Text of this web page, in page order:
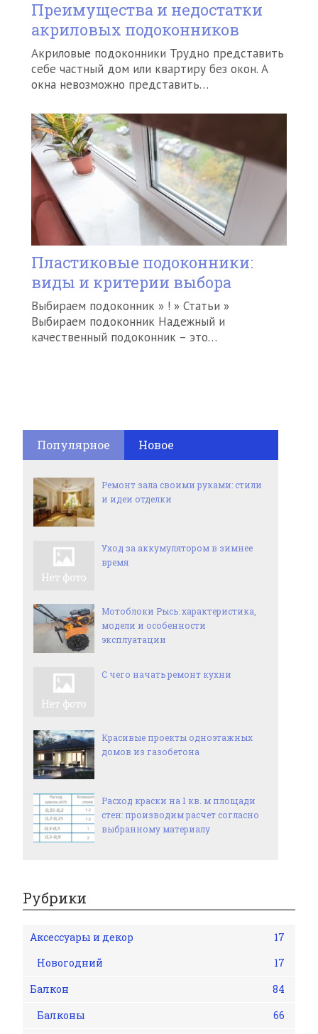
Преимущества и недостатки
акриловых подоконников
Акриловые подоконники Трудно представить
себе частный дом или квартиру без окон. А
окна невозможно представить…
Пластиковые подоконники:
виды и критерии выбора
Выбираем подоконник » ! » Статьи »
Выбираем подоконник Надежный и
качественный подоконник – это…
Популярное Новое
Ремонт зала своими руками: стили
и идеи отделки
Уход за аккумулятором в зимнее
время
Мотоблоки Рысь: характеристика,
модели и особенности
эксплуатации
С чего начать ремонт кухни
Красивые проекты одноэтажных
домов из газобетона
Расход краски на 1 кв. м площади
стен: производим расчет согласно
выбранному материалу
Рубрики
Аксессуары и декор
17
Новогодний
17
Балкон
84
Балконы
66